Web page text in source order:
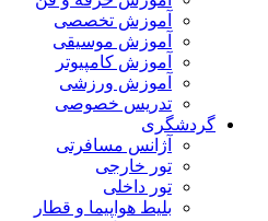
آموزش تخصصی
آموزش موسیقی
آموزش کامپیوتر
آموزش ورزشی
تدریس خصوصی
گردشگری
آژانس مسافرتی
تور خارجی
تور داخلی
بلیط هواپیما و قطار